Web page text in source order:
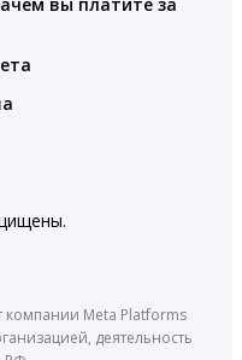
компании Meta Platforms
деятельность